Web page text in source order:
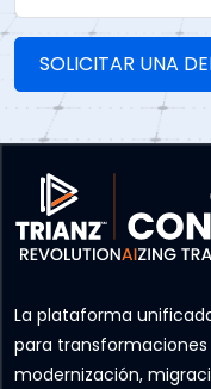
La plataforma
para transformaciones
modernización,